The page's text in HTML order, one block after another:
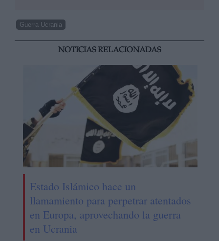
Guerra Ucrania
NOTICIAS RELACIONADAS
Estado Islámico hace un
llamamiento para perpetrar atentados
en Europa, aprovechando la guerra
en Ucrania